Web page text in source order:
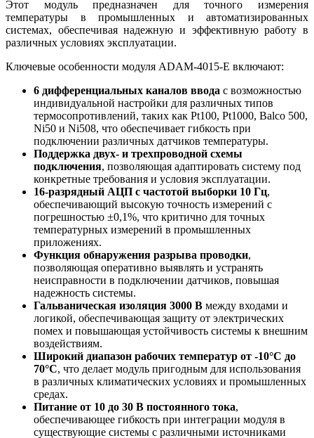
Этот модуль предназначен для точного измерения
температуры в промышленных и автоматизированных
системах, обеспечивая надежную и эффективную работу в
различных условиях эксплуатации.
Ключевые особенности модуля ADAM-4015-E включают:
6 дифференциальных каналов ввода с возможностью
индивидуальной настройки для различных типов
термосопротивлений, таких как Pt100, Pt1000, Balco 500,
Ni50 и Ni508, что обеспечивает гибкость при
подключении различных датчиков температуры.
Поддержка двух- и трехпроводной схемы
подключения, позволяющая адаптировать систему под
конкретные требования и условия эксплуатации.
16-разрядный АЦП с частотой выборки 10 Гц,
обеспечивающий высокую точность измерений с
погрешностью ±0,1%, что критично для точных
температурных измерений в промышленных
приложениях.
Функция обнаружения разрыва проводки,
позволяющая оперативно выявлять и устранять
неисправности в подключении датчиков, повышая
надежность системы.
Гальваническая изоляция 3000 В между входами и
логикой, обеспечивающая защиту от электрических
помех и повышающая устойчивость системы к внешним
воздействиям.
Широкий диапазон рабочих температур от -10°C до
70°C, что делает модуль пригодным для использования
в различных климатических условиях и промышленных
средах.
Питание от 10 до 30 В постоянного тока,
обеспечивающее гибкость при интеграции модуля в
существующие системы с различными источниками